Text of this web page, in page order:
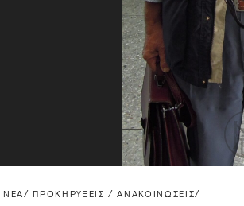
ΝΈΑ/ ΠΡΟΚΗΡΎΞΕΙΣ / ΑΝΑΚΟΙΝΏΣΕΙΣ/